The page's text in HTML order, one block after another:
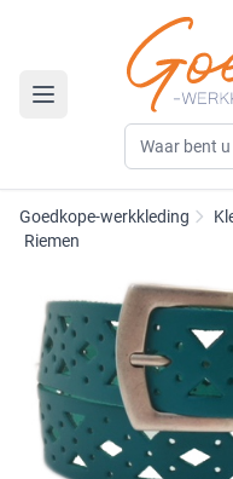
Toggle navigation
Goedkope-werkkleding
Riemen